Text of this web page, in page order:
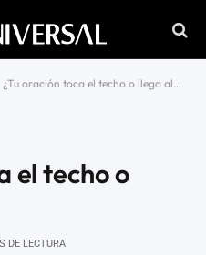
¿Tu oración toca el techo o llega al cielo?
el techo o
DE LECTURA